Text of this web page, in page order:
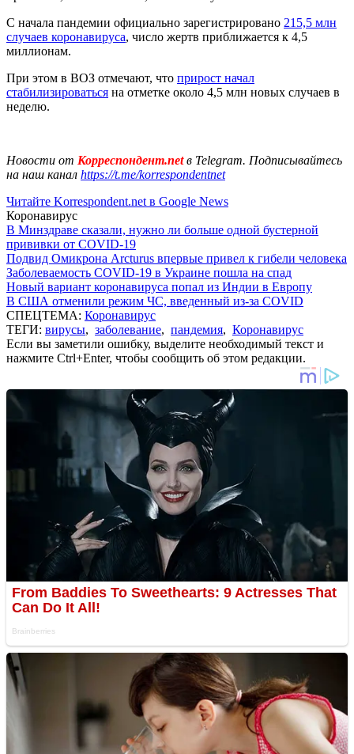
С начала пандемии официально зарегистрировано 215,5 млн
случаев коронавируса, число жертв приближается к 4,5
миллионам.
При этом в ВОЗ отмечают, что прирост начал
стабилизироваться на отметке около 4,5 млн новых случаев в
неделю.
Новости от Корреспондент.netв Telegram. Подписывайтесь
на наш канал https://t.me/korrespondentnet
Читайте Korrespondent.net в Google News
Коронавирус
В Минздраве сказали, нужно ли больше одной бустерной
прививки от COVID-19
Подвид Омикрона Arcturus впервые привел к гибели человека
Заболеваемость COVID-19 в Украине пошла на спад
Новый вариант коронавируса попал из Индии в Европу
В США отменили режим ЧС, введенный из-за COVID
СПЕЦТЕМА: Коронавирус
ТЕГИ: вирусы, заболевание, пандемия, Коронавирус
Если вы заметили ошибку, выделите необходимый текст и
нажмите Ctrl+Enter, чтобы сообщить об этом редакции.